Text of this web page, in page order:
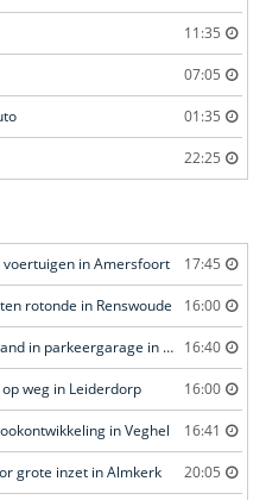
11:35
07:05
01:35
22:25
in Amersfoort 17:45
rotonde in Renswoude 16:00
Pand ontruimd na melding van brand in parkeergarage in Leeuwarden 16:40
weg in Leiderdorp 16:00
in Veghel 16:41
grote inzet in Almkerk 20:05